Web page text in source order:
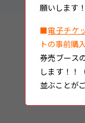
願いします
■電子チケ
トの事前購
券売ブース
します！！
並ぶことが